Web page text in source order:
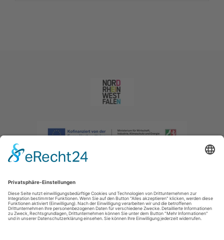
Impressum|Datenschutzerklärung|Barrierefreiheitserklärung